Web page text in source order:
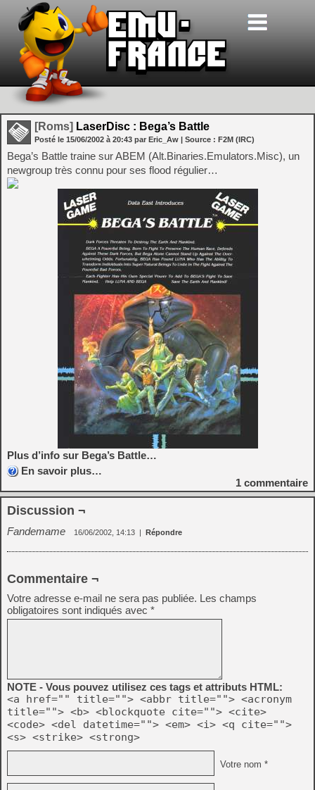
[Roms] LaserDisc : Bega’s Battle
Posté le 15/06/2002 à 20:43 par Eric_Aw | Source : F2M (IRC)
Bega’s Battle traine sur ABEM (Alt.Binaries.Emulators.Misc), un
newgroup très connu pour ses flood régulier…
Plus d’info sur Bega’s Battle…
En savoir plus…
1 commentaire
Discussion ¬
Fandemame 16/06/2002, 14:13 | Répondre
Commentaire ¬
Votre adresse e-mail ne sera pas publiée. Les champs
obligatoires sont indiqués avec *
NOTE - Vous pouvez utilisez ces tags et attributs HTML:
<a href="" title=""> <abbr title=""> <acronym
title=""> <b> <blockquote cite=""> <cite>
<code> <del datetime=""> <em> <i> <q cite="">
<s> <strike> <strong>
Votre nom *